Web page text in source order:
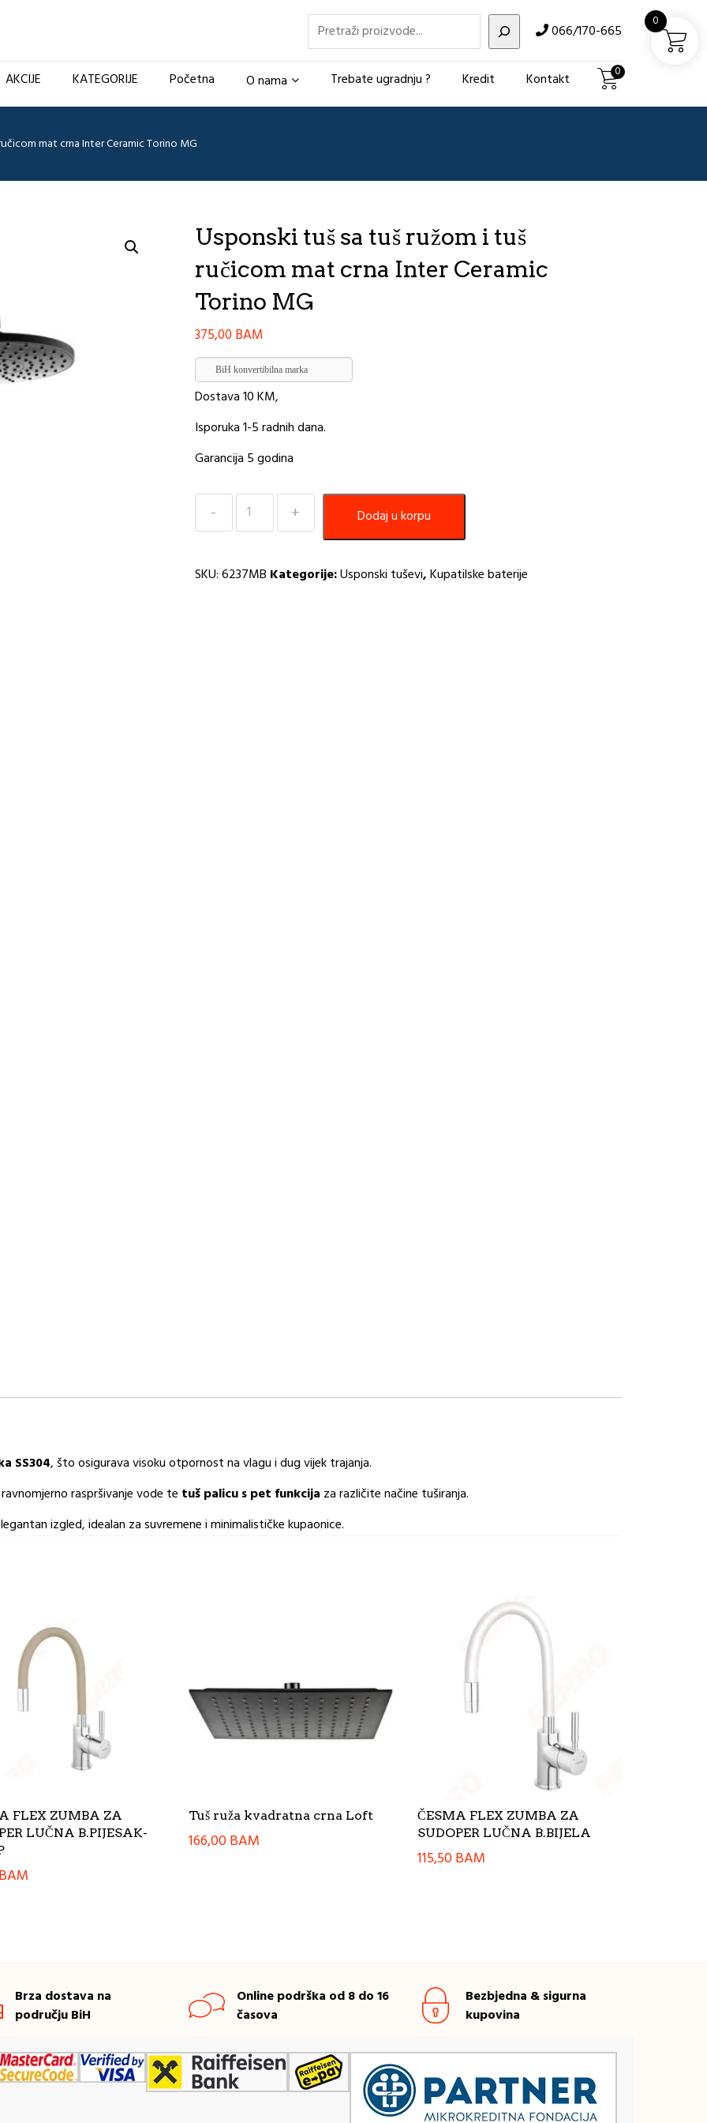
Pretraži 066/170-665
AKCIJE KATEGORIJE Početna O nama Trebate ugradnju ? Kredit Kontakt 0
mat crna Inter Ceramic Torino MG
Usponski tuš sa tuš ružom i tuš
ručicom mat crna Inter Ceramic
Torino MG
375,00 BAM
BiH konvertibilna marka
Dostava 10 KM,
Isporuka 1-5 radnih dana.
Garancija 5 godina
Usponski
tuš
ružom
Dodaj u korpu
SKU:6237MB Kategorije:Usponski tuševi,Kupatilske baterije
SS304, što osigurava visoku otpornost na vlagu i dug vijek trajanja.
raspršivanje vode te tuš palicu s pet funkcija za različite načine tuširanja.
izgled, idealan za suvremene i minimalističke kupaonice.
FLEX ZUMBA ZA
LUČNA B.PIJESAK-
Tuš ruža kvadratna crna Loft
166,00BAM
ČESMA FLEX ZUMBA ZA
SUDOPER LUČNA B.BIJELA
115,50BAM
Brza dostava na
području BiH
Online podrška od 8 do 16
časova
Bezbjedna & sigurna
kupovina
0